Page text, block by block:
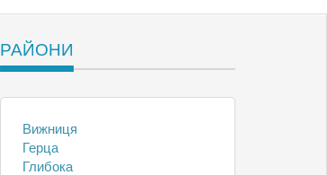
РАЙОНИ
Вижниця
Герца
Глибока